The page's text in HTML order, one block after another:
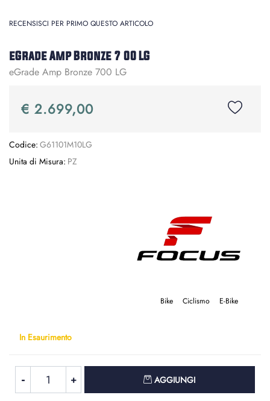
RECENSISCI PER PRIMO QUESTO ARTICOLO
eGrade Amp Bronze 7 00 LG
eGrade Amp Bronze 700 LG
€ 2.699,00
Codice: G61101M10LG
Unita di Misura: PZ
Bike Ciclismo E-Bike
In Esaurimento
AGGIUNGI